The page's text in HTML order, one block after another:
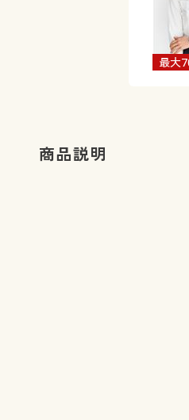
最大
商品説明